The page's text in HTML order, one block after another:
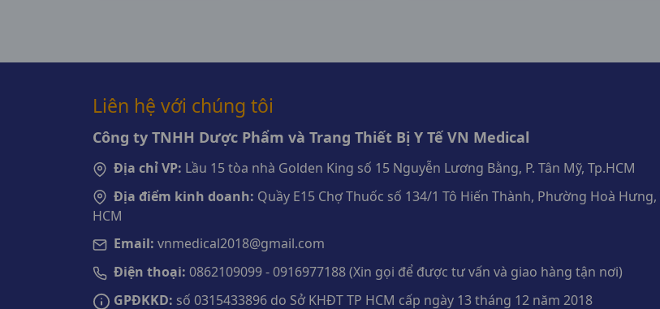
Liên hệ với chúng tôi
Công ty TNHH Dược Phẩm và Trang Thiết Bị Y Tế VN Medical
Địa chỉ VP: Lầu 15 tòa nhà Golden King số 15 Nguyễn Lương Bằng, P. Tân Mỹ, Tp.HCM
Địa điểm kinh doanh: Quầy E15 Chợ Thuốc số 134/1 Tô Hiến Thành, Phường Hoà Hưng,
HCM
Email: vnmedical2018@gmail.com
Điện thoại: 0862109099 - 0916977188 (Xin gọi để được tư vấn và giao hàng tận nơi)
GPĐKKD: số 0315433896 do Sở KHĐT TP HCM cấp ngày 13 tháng 12 năm 2018